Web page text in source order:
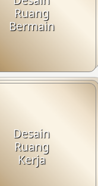
Ruang
Bermain
Desain
Ruang
Kerja